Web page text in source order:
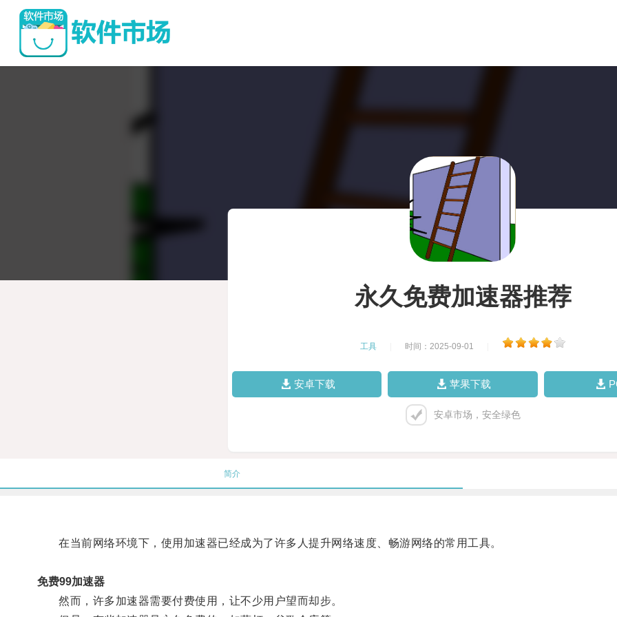
永久免费加速器推荐
工具 时间：2025-09-01
安卓下载 苹果下载
安卓市场，安全绿色
简介
在当前网络环境下，使用加速器已经成为了许多人提升网络速度、畅游网络的常用工具。
免费99加速器
然而，许多加速器需要付费使用，让不少用户望而却步。